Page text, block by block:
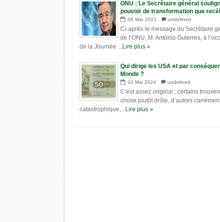
ONU : Le Secrétaire général
pouvoir de transformation que
participation des femmes sur un
d’égalité avec les hommes
08 Mar 2021 undefined
Ci-après le message du Secrétaire
de l’ONU, M. António Guterres, à
de la Journée ...Lire plus »
Qui dirige les USA et par
Monde ?
02 Mai 2024 undefined
C’est assez original ; certains
chose plutôt drôle, d’autres
catastrophique,...Lire plus »